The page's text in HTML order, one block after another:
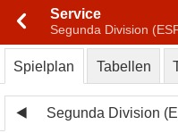
Service
Segunda Division
Spielplan Tabellen